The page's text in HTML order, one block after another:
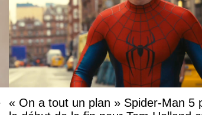
« On a tout un plan » Spider-Man 5